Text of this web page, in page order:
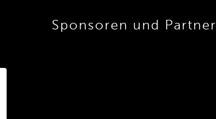
Sponsoren und Partner